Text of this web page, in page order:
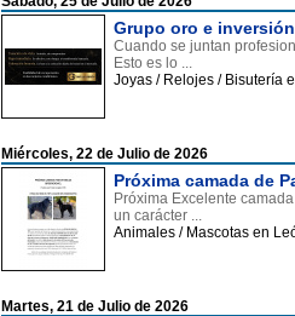
Grupo oro e
Cuando se juntan
Esto es lo ...
Joyas / Relojes / Bisutería
Miércoles, 22 de Julio de 2026
Próxima camada de
Próxima Excelente
un carácter ...
Animales / Mascotas en
Martes, 21 de Julio de 2026